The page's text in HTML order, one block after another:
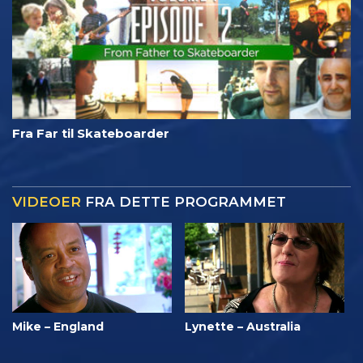
Fra Far til Skateboarder
VIDEOER FRA DETTE PROGRAMMET
Mike – England Lynette – Australia